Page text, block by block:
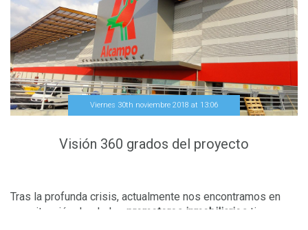
Viernes 30th noviembre 2018 at 13:06
Visión 360 grados del proyecto
Tras la profunda crisis, actualmente nos encontramos en
una situación donde los promotores inmobiliarios tienen